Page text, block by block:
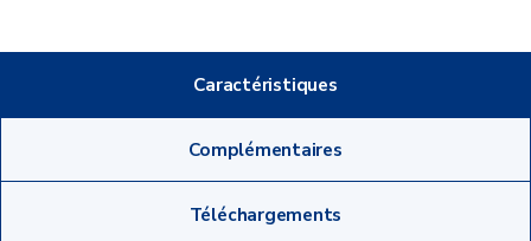
Caractéristiques
Complémentaires
Téléchargements